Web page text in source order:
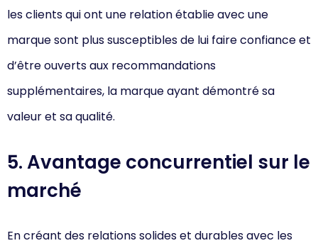
les clients qui ont une relation établie avec une
marque sont plus susceptibles de lui faire confiance et
d’être ouverts aux recommandations
supplémentaires, la marque ayant démontré sa
valeur et sa qualité.
5. Avantage concurrentiel sur le
marché
En créant des relations solides et durables avec les